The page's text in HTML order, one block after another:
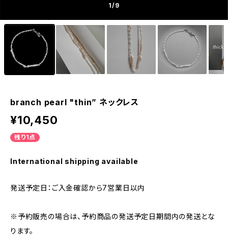
1/9
branch pearl "thin” ネックレス
¥10,450
残り1点
International shipping available
発送予定日：ご入金確認から7営業日以内
※予約販売の場合は、予約商品の発送予定日期間内の発送とな
ります。